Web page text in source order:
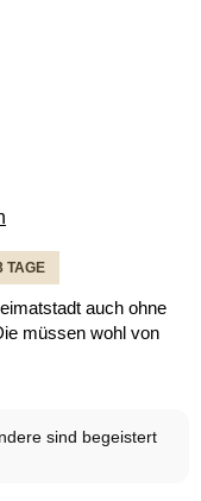
TAGE
auch ohne
müssen wohl von
sind begeistert